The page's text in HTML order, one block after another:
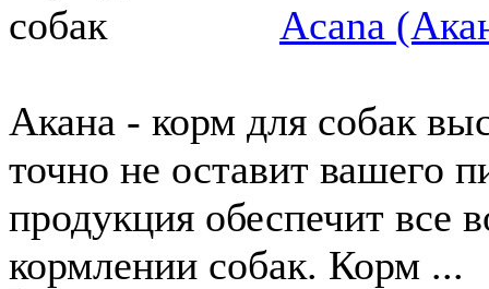
Acana
Акана - корм для собак
точно не оставит вашего
продукция обеспечит все
кормлении собак. Корм ...